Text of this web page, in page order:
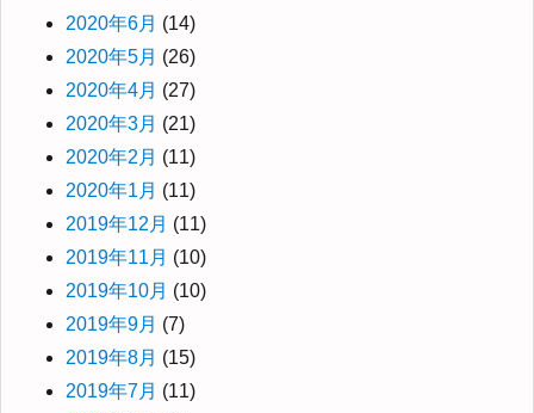
2020年6月 (14)
2020年5月 (26)
2020年4月 (27)
2020年3月 (21)
2020年2月 (11)
2020年1月 (11)
2019年12月 (11)
2019年11月 (10)
2019年10月 (10)
2019年9月 (7)
2019年8月 (15)
2019年7月 (11)